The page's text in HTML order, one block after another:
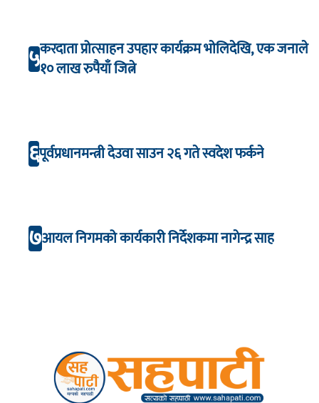
५करदाता प्रोत्साहन उपहार कार्यक्रम भाेलिदेखि, एक जनाले
१० लाख रुपैयाँ जित्ने
६पूर्वप्रधानमन्त्री देउवा साउन २६ गते स्वदेश फर्कने
७आयल निगमको कार्यकारी निर्देशकमा नागेन्द्र साह